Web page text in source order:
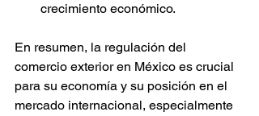
crecimiento económico.
En resumen, la regulación del
comercio exterior en México es crucial
para su economía y su posición en el
mercado internacional, especialmente